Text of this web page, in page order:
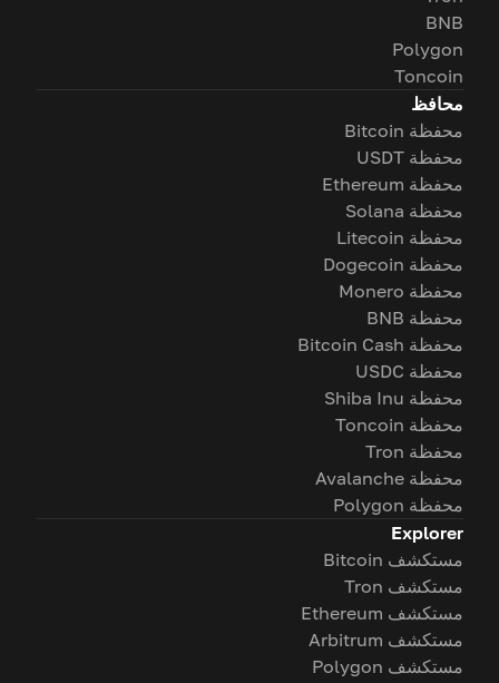
BNB
Polygon
Toncoin
محافظ
محفظة Bitcoin
محفظة USDT
محفظة Ethereum
محفظة Solana
محفظة Litecoin
محفظة Dogecoin
محفظة Monero
محفظة BNB
محفظة Bitcoin Cash
محفظة USDC
محفظة Shiba Inu
محفظة Toncoin
محفظة Tron
محفظة Avalanche
محفظة Polygon
Explorer
مستكشف Bitcoin
مستكشف Tron
مستكشف Ethereum
مستكشف Arbitrum
مستكشف Polygon